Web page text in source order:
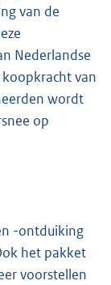
van de
Nederlandse
van
wordt
op
-ontduiking
het pakket
voorstellen